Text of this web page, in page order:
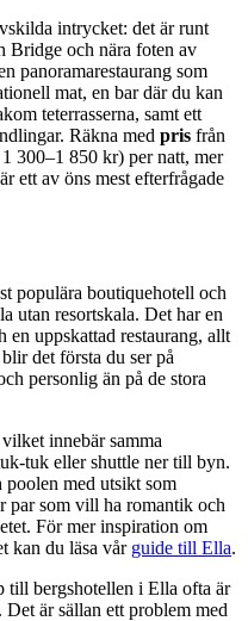
intrycket: det är runt
Bridge och nära foten av
panoramarestaurang som
mat, en bar där du kan
teterrasserna, samt ett
Räkna med pris från
300–1 850 kr) per natt, mer
ett av öns mest efterfrågade
populära boutiquehotell och
utan resortskala. Det har en
en uppskattad restaurang, allt
det första du ser på
personlig än på de stora
innebär samma
tuk eller shuttle ner till byn.
poolen med utsikt som
par som vill ha romantik och
För mer inspiration om
kan du läsa vår guide till Ella.
till bergshotellen i Ella ofta är
är sällan ett problem med